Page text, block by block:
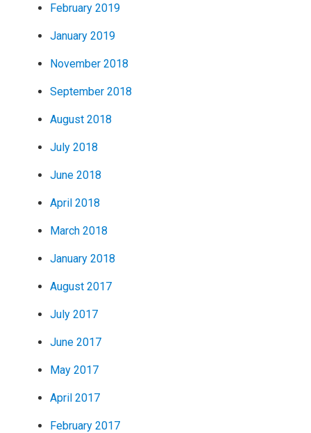
February 2019
January 2019
November 2018
September 2018
August 2018
July 2018
June 2018
April 2018
March 2018
January 2018
August 2017
July 2017
June 2017
May 2017
April 2017
February 2017